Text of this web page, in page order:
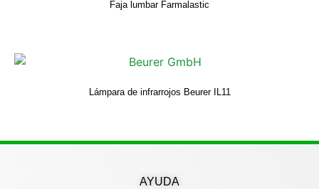
Faja lumbar Farmalastic
Lámpara de infrarrojos Beurer IL11
AYUDA